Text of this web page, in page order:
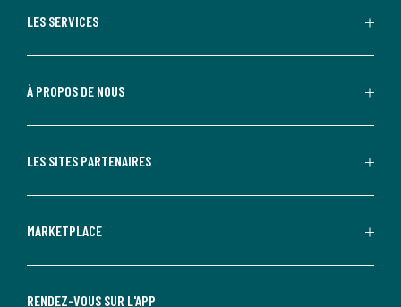
LES SERVICES
À PROPOS DE NOUS
LES SITES PARTENAIRES
MARKETPLACE
RENDEZ-VOUS SUR L'APP